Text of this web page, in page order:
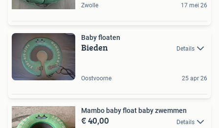
Zwolle 17 mei 26
Baby floaten
Bieden Details
Oostvoorne 25 apr 26
Mambo baby float baby zwemmen
€ 40,00 Details